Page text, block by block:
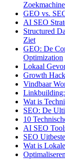
GEO vs.
AI SEO
Structured
Ziet
GEO: De
Optimization
Lokaal
Growth
Vindbaar
Wat is
SEO: De
10
AI SEO
SEO
Wat is